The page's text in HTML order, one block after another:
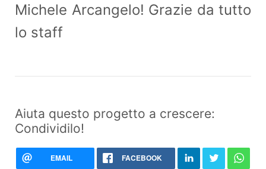
Michele Arcangelo! Grazie da tutto
lo staff
Aiuta questo progetto a crescere:
Condividilo!
EMAIL FACEBOOK